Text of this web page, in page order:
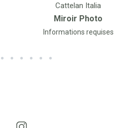
Cattelan Italia
Miroir Photo
Informations requises